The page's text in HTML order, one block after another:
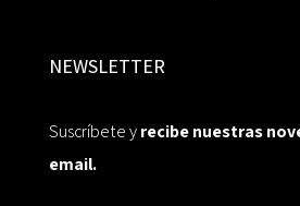
NEWSLETTER
Suscríbete yrecibe nuestras
email.